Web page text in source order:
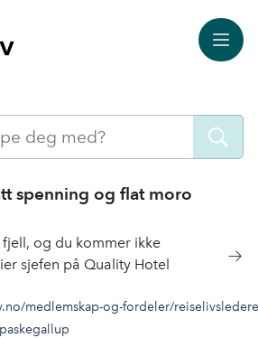
Meny
Søk
spenning og flat moro
fjell, og du kommer ikke
sjefen på Quality Hotel
medlemskap-og-fordeler/
paskegallup